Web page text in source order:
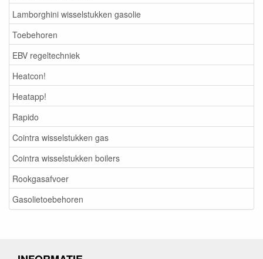
Lamborghini wisselstukken gasolie
Toebehoren
EBV regeltechniek
Heatcon!
Heatapp!
Rapido
Cointra wisselstukken gas
Cointra wisselstukken boilers
Rookgasafvoer
Gasolietoebehoren